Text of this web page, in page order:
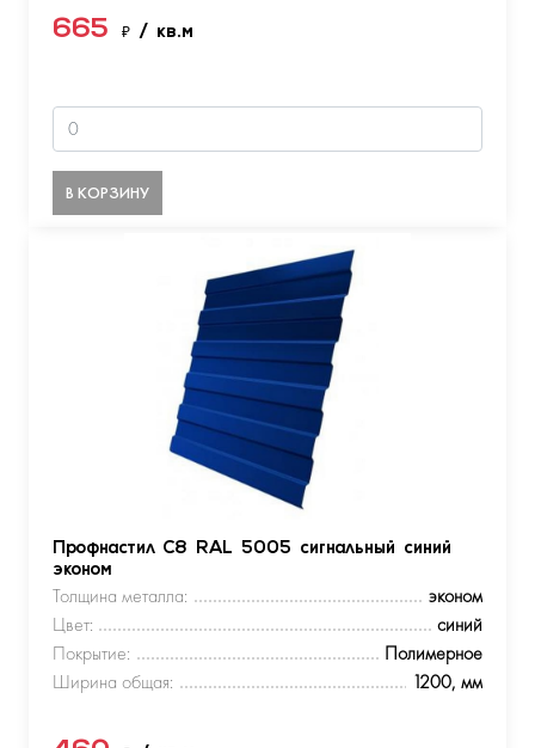
665 ₽ / кв.м
В КОРЗИНУ
Профнастил С8 RAL 5005 сигнальный синий
эконом
Толщина металла:
эконом
Цвет:
синий
Покрытие:
Полимерное
Ширина общая:
1200, мм